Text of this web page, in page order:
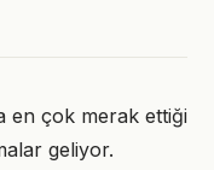
en çok merak ettiği
geliyor.